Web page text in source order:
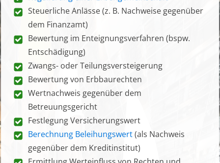
Steuerliche Anlässe (z. B. Nachweise gegenüber
dem Finanzamt)
Bewertung im Enteignungsverfahren (bspw.
Entschädigung)
Zwangs- oder Teilungsversteigerung
Bewertung von Erbbaurechten
Wertnachweis gegenüber dem
Betreuungsgericht
Festlegung Versicherungswert
Berechnung Beleihungswert(als Nachweis
gegenüber dem Kreditinstitut)